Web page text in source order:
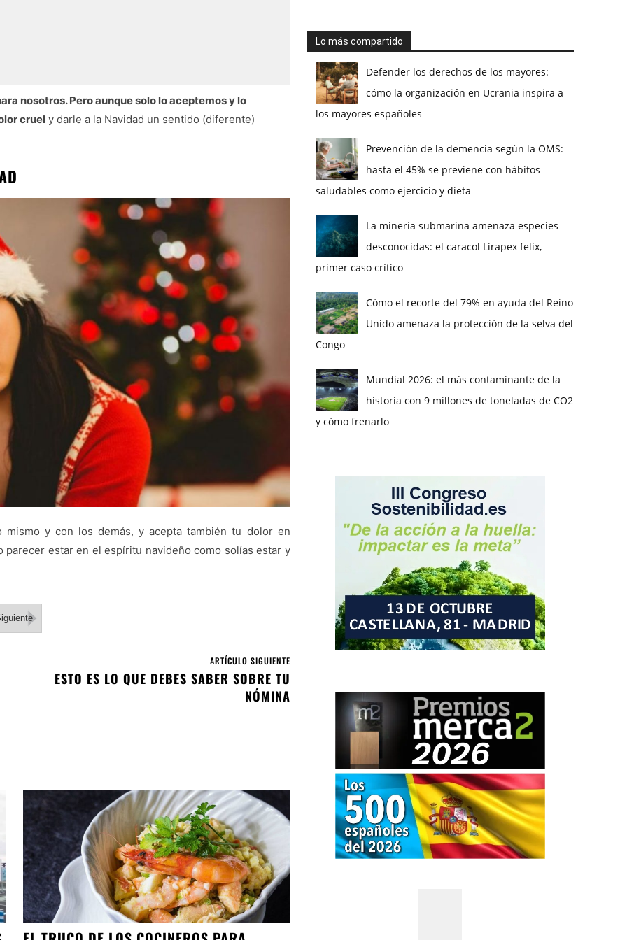
nosotros. Pero aunque solo lo aceptemos y lo
cruel y darle a la Navidad un sentido (diferente)
mismo y con los demás, y acepta también tu dolor en
estar en el espíritu navideño como solías estar y
ARTÍCULO SIGUIENTE
ESTO ES LO QUE DEBES SABER SOBRE TU
NÓMINA
Lo más compartido
Defender los derechos de los mayores:
cómo la organización en Ucrania inspira a
los mayores españoles
Prevención de la demencia según la OMS:
hasta el 45% se previene con hábitos
saludables como ejercicio y dieta
La minería submarina amenaza especies
desconocidas: el caracol Lirapex felix,
primer caso crítico
Cómo el recorte del 79% en ayuda del Reino
Unido amenaza la protección de la selva del
Congo
Mundial 2026: el más contaminante de la
historia con 9 millones de toneladas de CO2
y cómo frenarlo